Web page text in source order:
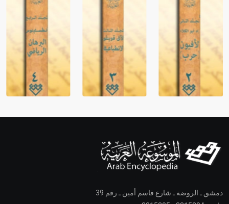
دمشق ـ الروضة ـ شارع قاسم أمين ـ رقم 39